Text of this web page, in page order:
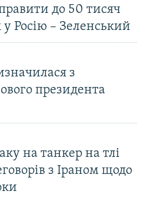
до 50 тисяч
у Росію – Зеленський
з
президента
на танкер на тлі
з Іраном щодо